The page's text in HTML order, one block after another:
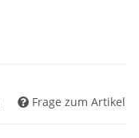
Frage zum Artikel